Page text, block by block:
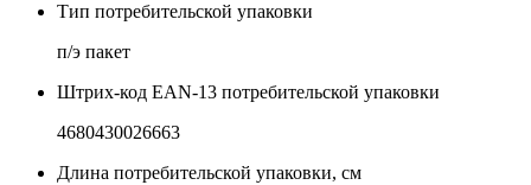
Тип потребительской упаковки
п/э пакет
Штрих-код EAN-13 потребительской упаковки
4680430026663
Длина потребительской упаковки, см